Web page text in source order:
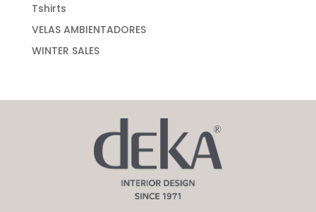
Tshirts
VELAS AMBIENTADORES
WINTER SALES